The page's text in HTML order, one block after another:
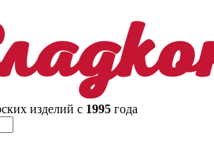
изделий с 1995 года